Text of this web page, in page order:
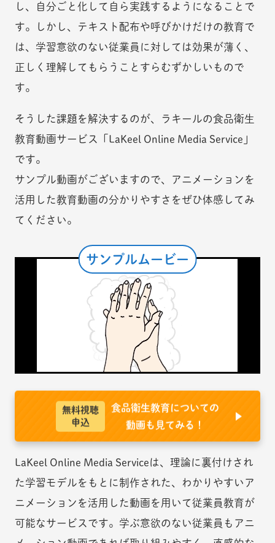
し、自分ごと化して自ら実践するようになることで
す。しかし、テキスト配布や呼びかけだけの教育で
は、学習意欲のない従業員に対しては効果が薄く、
正しく理解してもらうことすらむずかしいもので
す。
そうした課題を解決するのが、ラキールの食品衛生
教育動画サービス「LaKeel Online Media Service」
です。
サンプル動画がございますので、アニメーションを
活用した教育動画の分かりやすさをぜひ体感してみ
てください。
サンプルムービー
無料視聴
申込
食品衛生教育についての
動画も見てみる！
LaKeel Online Media Serviceは、理論に裏付けされ
た学習モデルをもとに制作された、わかりやすいア
ニメーションを活用した動画を用いて従業員教育が
可能なサービスです。学ぶ意欲のない従業員もアニ